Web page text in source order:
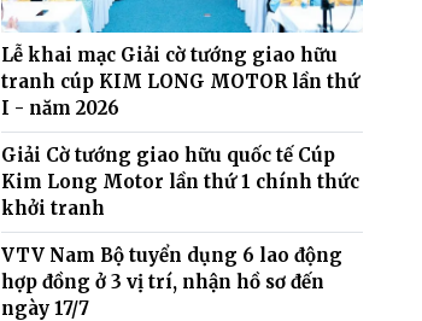
Lễ khai mạc Giải cờ tướng giao hữu
tranh cúp KIM LONG MOTOR lần thứ
I - năm 2026
Giải Cờ tướng giao hữu quốc tế Cúp
Kim Long Motor lần thứ 1 chính thức
khởi tranh
VTV Nam Bộ tuyển dụng 6 lao động
hợp đồng ở 3 vị trí, nhận hồ sơ đến
ngày 17/7